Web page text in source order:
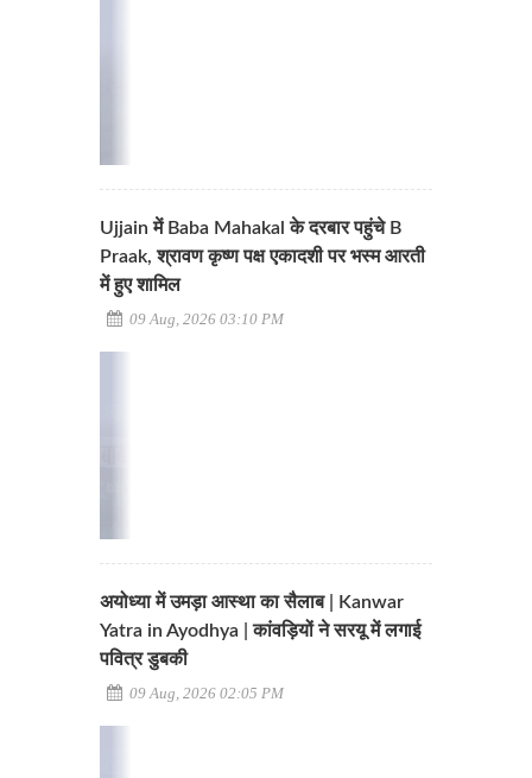
Ujjain में Baba Mahakal के दरबार पहुंचे B
Praak, श्रावण कृष्ण पक्ष एकादशी पर भस्म आरती
में हुए शामिल
09 Aug, 2026 03:10 PM
अयोध्या में उमड़ा आस्था का सैलाब | Kanwar
Yatra in Ayodhya | कांवड़ियों ने सरयू में लगाई
पवित्र डुबकी
09 Aug, 2026 02:05 PM